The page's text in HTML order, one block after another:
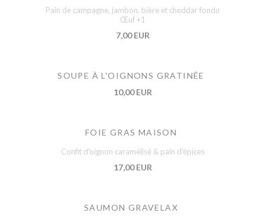
Pain de campagne, jambon, bière et cheddar fondu
Œuf +1
7,00 EUR
SOUPE À L'OIGNONS GRATINÉE
10,00 EUR
FOIE GRAS MAISON
Confit d'oignon caramélisé & pain d'épices
17,00 EUR
SAUMON GRAVELAX